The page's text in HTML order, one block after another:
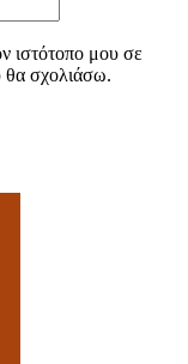
ιστότοπο μου σε
θα σχολιάσω.